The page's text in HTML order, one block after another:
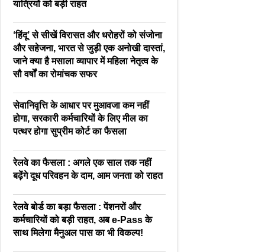
यात्रियों को बड़ी राहत
‘हिंदू’ से सीखें विरासत और धरोहरों को संजोना
और सहेजना, भारत से जुड़ी एक अनोखी दास्तां,
जाने क्या है मसाला व्यापार में महिला नेतृत्व के
सौ वर्षों का रोमांचक सफर
सेवानिवृत्ति के आधार पर मुआवजा कम नहीं
होगा, सरकारी कर्मचारियों के लिए मील का
पत्थर होगा सुप्रीम कोर्ट का फैसला
रेलवे का फैसला : अगले एक साल तक नहीं
बढ़ेंगे दूध परिवहन के दाम, आम जनता को राहत
रेलवे बोर्ड का बड़ा फैसला : पेंशनरों और
कर्मचारियों को बड़ी राहत, अब e-Pass के
साथ मिलेगा मैनुअल पास का भी विकल्प!